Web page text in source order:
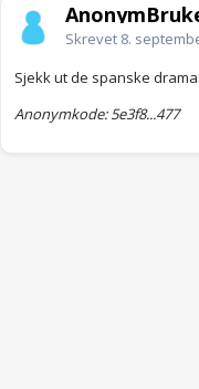
Skrevet 8.
Sjekk ut de spanske
Anonymkode: 5e3f8...477